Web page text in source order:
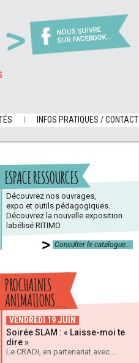
NOUS SUIVRE
SUR FACEBOOK...
INFOS PRATIQUES / CONTACT
ESPACE RESSOURCES
Découvrez nos ouvrages,
expo et outils pédagogiques.
Découvrez la nouvelle exposition
labélisé RITIMO
Consulter le catalogue...
PROCHAINES
ANIMATIONS...
VENDREDI 19 JUIN
Soirée SLAM : « Laisse-moi te
dire »
Le CRADI, en partenariat avec...